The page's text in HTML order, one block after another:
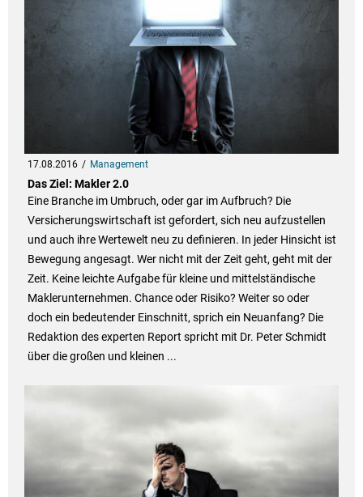
17.08.2016 Management
Das Ziel: Makler 2.0
Eine Branche im Umbruch, oder gar im Aufbruch? Die
Versicherungswirtschaft ist gefordert, sich neu aufzustellen
und auch ihre Wertewelt neu zu definieren. In jeder Hinsicht ist
Bewegung angesagt. Wer nicht mit der Zeit geht, geht mit der
Zeit. Keine leichte Aufgabe für kleine und mittelständische
Maklerunternehmen. Chance oder Risiko? Weiter so oder
doch ein bedeutender Einschnitt, sprich ein Neuanfang? Die
Redaktion des experten Report spricht mit Dr. Peter Schmidt
über die großen und kleinen ...